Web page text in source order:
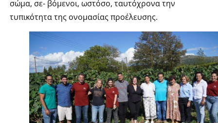
σώμα, σε- βόμενοι, ωστόσο, ταυτόχρονα την
τυπικότητα της ονομασίας προέλευσης.